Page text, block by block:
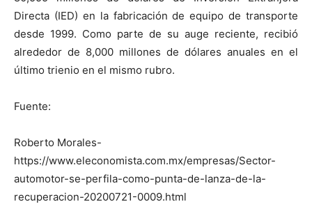
Directa (IED) en la fabricación de equipo de transporte
desde 1999. Como parte de su auge reciente, recibió
alrededor de 8,000 millones de dólares anuales en el
último trienio en el mismo rubro.
Fuente:
Roberto Morales-
https://www.eleconomista.com.mx/empresas/Sector-
automotor-se-perfila-como-punta-de-lanza-de-la-
recuperacion-20200721-0009.html